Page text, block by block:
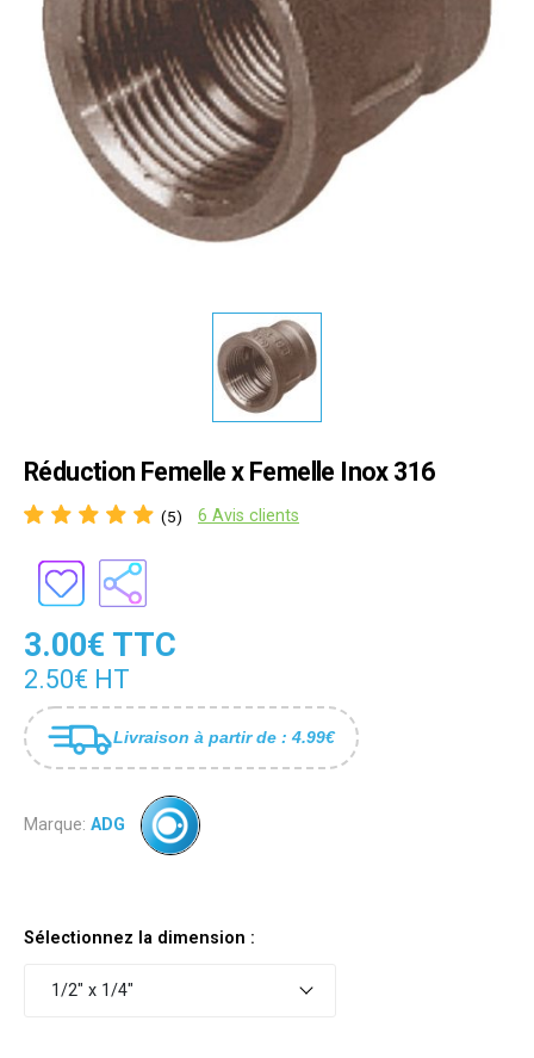
Réduction Femelle x Femelle Inox 316
(5) 6 Avis clients
3.00€ TTC
2.50€ HT
Livraison à partir de : 4.99€
Marque: ADG
Sélectionnez la dimension :
1/2" x 1/4"